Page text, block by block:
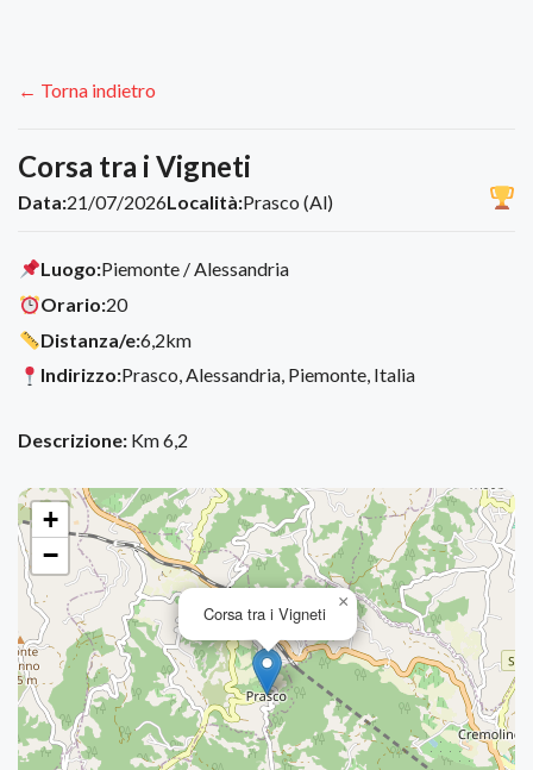
← Torna indietro
Corsa tra i Vigneti
Data:21/07/2026Località:Prasco (Al)
Luogo:Piemonte / Alessandria
Orario:20
Distanza/e:6,2km
Indirizzo:Prasco, Alessandria, Piemonte, Italia
Descrizione: Km 6,2
Corsa tra i Vigneti
×
+
−